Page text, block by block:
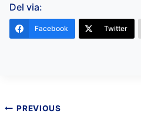
Del via:
Facebook Twitter
PREVIOUS